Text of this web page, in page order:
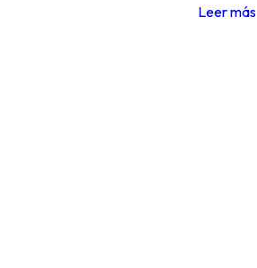
Leer más